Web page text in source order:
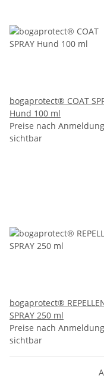
bogaprotect® COAT
Hund 100 ml
Preise nach Anmeldung
sichtbar
bogaprotect®
SPRAY 250 ml
Preise nach Anmeldung
sichtbar